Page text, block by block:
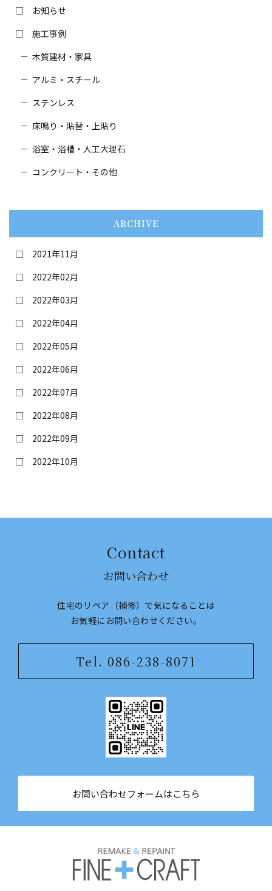
お知らせ
施工事例
木質建材・家具
アルミ・スチール
ステンレス
床鳴り・貼替・ 上貼り
浴室・浴槽・人工大理石
コンクリート・その他
ARCHIVE
2021年11月
2022年02月
2022年03月
2022年04月
2022年05月
2022年06月
2022年07月
2022年08月
2022年09月
2022年10月
Contact
お問い合わせ
住宅のリペア（補修）で気になることは
​​​​​​​お気軽にお問い合わせください。
Tel. 086-238-8071
お問い合わせフォームはこちら